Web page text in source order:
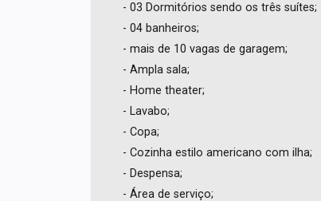
- 03 Dormitórios sendo os três suítes;
- 04 banheiros;
- mais de 10 vagas de garagem;
- Ampla sala;
- Home theater;
- Lavabo;
- Copa;
- Cozinha estilo americano com ilha;
- Despensa;
- Área de serviço;